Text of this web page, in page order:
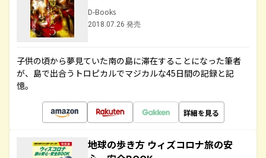
D-Books
2018.07.26 発売
子供の頃から夢見ていた南の島に滞在することになった筆者
が、島で出合うトロピカルでマジカルな45日間の記録と記
憶。
詳細を見る
地球の歩き方 ウィズコロナ旅の安